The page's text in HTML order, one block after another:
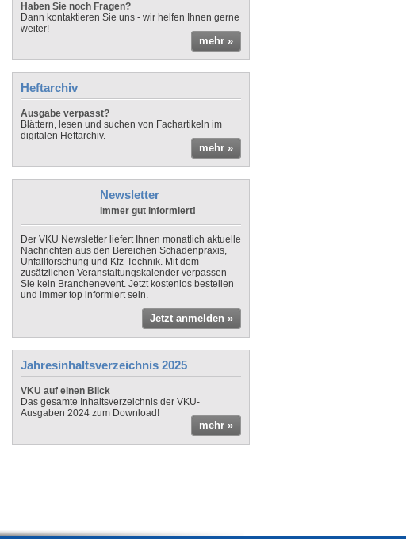
Haben Sie noch Fragen?
Dann kontaktieren Sie uns - wir helfen Ihnen gerne
weiter!
mehr »
Heftarchiv
Ausgabe verpasst?
Blättern, lesen und suchen von Fachartikeln im
digitalen Heftarchiv.
mehr »
Newsletter
Immer gut informiert!
Der VKU Newsletter liefert Ihnen monatlich aktuelle
Nachrichten aus den Bereichen Schadenpraxis,
Unfallforschung und Kfz-Technik. Mit dem
zusätzlichen Veranstaltungskalender verpassen
Sie kein Branchenevent. Jetzt kostenlos bestellen
und immer top informiert sein.
Jetzt anmelden »
Jahresinhaltsverzeichnis 2025
VKU auf einen Blick
Das gesamte Inhaltsverzeichnis der VKU-
Ausgaben 2024 zum Download!
mehr »